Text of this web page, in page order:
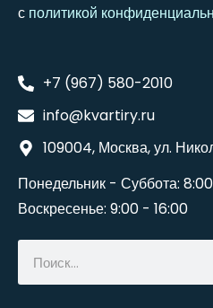
с политикой
+7 (967) 580-2010
info@kvartiry.ru
109004, Москва, ул.
Понедельник - Суббота:
Воскресенье: 9:00 - 16:00